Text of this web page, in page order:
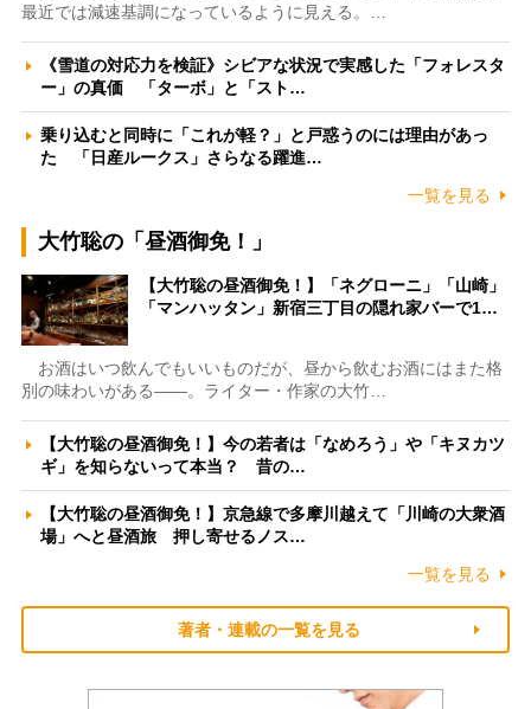
最近では減速基調になっているように見える。…
《雪道の対応力を検証》シビアな状況で実感した「フォレスタ
ー」の真価 「ターボ」と「スト…
乗り込むと同時に「これが軽？」と戸惑うのには理由があっ
た 「日産ルークス」さらなる躍進…
一覧を見る
大竹聡の「昼酒御免！」
【大竹聡の昼酒御免！】「ネグローニ」「山崎」
「マンハッタン」新宿三丁目の隠れ家バーで1…
お酒はいつ飲んでもいいものだが、昼から飲むお酒にはまた格
別の味わいがある――。ライター・作家の大竹…
【大竹聡の昼酒御免！】今の若者は「なめろう」や「キヌカツ
ギ」を知らないって本当？ 昔の…
【大竹聡の昼酒御免！】京急線で多摩川越えて「川崎の大衆酒
場」へと昼酒旅 押し寄せるノス…
一覧を見る
著者・連載の一覧を見る